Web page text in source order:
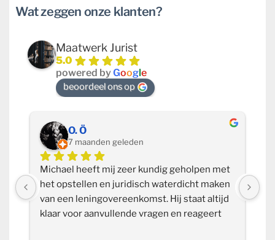
Wat zeggen onze klanten?
Maatwerk Jurist
5.0
powered byGoogle
beoordeel ons op
O. Ö
7 maanden geleden
Michael heeft mij zeer kundig geholpen met
het opstellen en juridisch waterdicht maken
van een leningovereenkomst. Hij staat altijd
klaar voor aanvullende vragen en reageert